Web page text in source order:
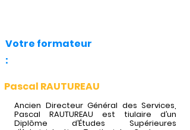
Votre formateur
:
Pascal RAUTUREAU
Ancien Directeur Général des Services,
Pascal RAUTUREAU est tiulaire d’un
Diplôme d’Études Supérieures